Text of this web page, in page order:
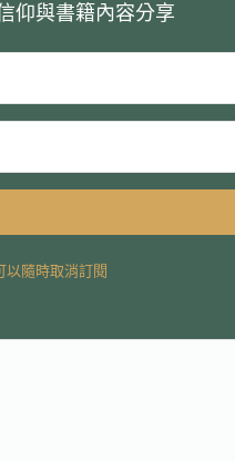
仰與書籍內容分享
以隨時取消訂閱